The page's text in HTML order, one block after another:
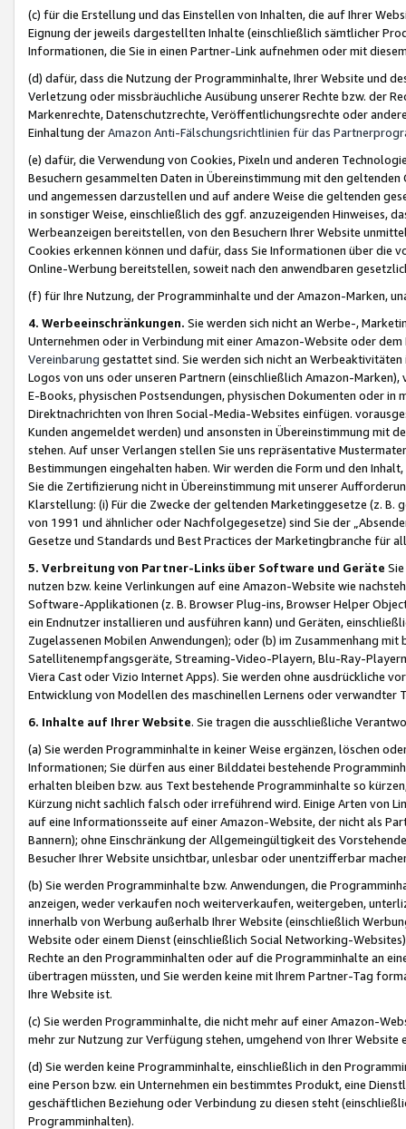
(c) für die Erstellung und das Einstellen von Inhalten, die auf Ihrer
Eignung der jeweils dargestellten Inhalte (einschließlich sämtlicher
Informationen, die Sie in einen Partner-Link aufnehmen oder mit
(d) dafür, dass die Nutzung der Programminhalte, Ihrer Website und
Verletzung oder missbräuchliche Ausübung unserer Rechte bzw. der
Markenrechte, Datenschutzrechte, Veröffentlichungsrechte oder
Einhaltung derAmazon Anti-Fälschungsrichtlinien für das
(e) dafür, die Verwendung von Cookies, Pixeln und anderen
Besuchern gesammelten Daten in Übereinstimmung mit den
und angemessen darzustellen und auf andere Weise die geltenden
in sonstiger Weise, einschließlich des ggf. anzuzeigenden Hinweises,
Werbeanzeigen bereitstellen, von den Besuchern Ihrer Website
Cookies erkennen können und dafür, dass Sie Informationen über die
Online-Werbung bereitstellen, soweit nach den anwendbaren
(f) für Ihre Nutzung, der Programminhalte und der Amazon-Marken,
4. Werbeeinschränkungen. Sie werden sich nicht an Werbe-,
Unternehmen oder in Verbindung mit einer Amazon-Website oder
Vereinbarung gestattet sind. Sie werden sich nicht an
Logos von uns oder unseren Partnern (einschließlich Amazon-
E-Books, physischen Postsendungen, physischen Dokumenten oder in
Direktnachrichten von Ihren Social-Media-Websites einfügen.
Kunden angemeldet werden) und ansonsten in Übereinstimmung mit
stehen. Auf unser Verlangen stellen Sie uns repräsentative
Bestimmungen eingehalten haben. Wir werden die Form und den
Sie die Zertifizierung nicht in Übereinstimmung mit unserer
Klarstellung: (i) Für die Zwecke der geltenden Marketinggesetze (z. B.
von 1991 und ähnlicher oder Nachfolgegesetze) sind Sie der
Gesetze und Standards und Best Practices der Marketingbranche für
5. Verbreitung von Partner-Links über Software und Geräte
nutzen bzw. keine Verlinkungen auf eine Amazon-Website wie
Software-Applikationen (z. B. Browser Plug-ins, Browser Helper
ein Endnutzer installieren und ausführen kann) und Geräten,
Zugelassenen Mobilen Anwendungen); oder (b) im Zusammenhang
Satellitenempfangsgeräte, Streaming-Video-Playern, Blu-Ray-
Viera Cast oder Vizio Internet Apps). Sie werden ohne ausdrückliche
Entwicklung von Modellen des maschinellen Lernens oder
6. Inhalte auf Ihrer Website. Sie tragen die ausschließliche
(a) Sie werden Programminhalte in keiner Weise ergänzen, löschen
Informationen; Sie dürfen aus einer Bilddatei bestehende
erhalten bleiben bzw. aus Text bestehende Programminhalte so
Kürzung nicht sachlich falsch oder irreführend wird. Einige Arten von
auf eine Informationsseite auf einer Amazon-Website, der nicht als
Bannern); ohne Einschränkung der Allgemeingültigkeit des
Besucher Ihrer Website unsichtbar, unlesbar oder unentzifferbar
(b) Sie werden Programminhalte bzw. Anwendungen, die
anzeigen, weder verkaufen noch weiterverkaufen, weitergeben,
innerhalb von Werbung außerhalb Ihrer Website (einschließlich
Website oder einem Dienst (einschließlich Social Networking-
Rechte an den Programminhalten oder auf die Programminhalte an
übertragen müssten, und Sie werden keine mit Ihrem Partner-Tag
Ihre Website ist.
(c) Sie werden Programminhalte, die nicht mehr auf einer Amazon-
mehr zur Nutzung zur Verfügung stehen, umgehend von Ihrer
(d) Sie werden keine Programminhalte, einschließlich in den
eine Person bzw. ein Unternehmen ein bestimmtes Produkt, eine
geschäftlichen Beziehung oder Verbindung zu diesen steht
Programminhalten).